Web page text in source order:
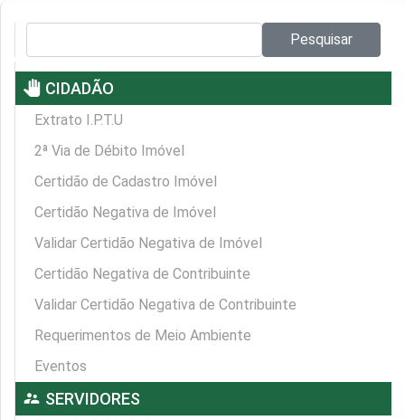
Pesquisar
pan_tool CIDADÃO
Extrato I.P.T.U
2ª Via de Débito Imóvel
Certidão de Cadastro Imóvel
Certidão Negativa de Imóvel
Validar Certidão Negativa de Imóvel
Certidão Negativa de Contribuinte
Validar Certidão Negativa de Contribuinte
Requerimentos de Meio Ambiente
Eventos
supervisor_account SERVIDORES